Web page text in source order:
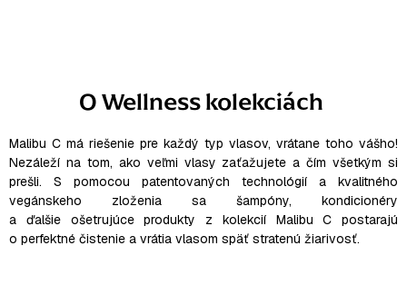
a
c
i
e
p
O Wellness kolekciách
Malibu C má riešenie pre každý typ vlasov, vrátane toho vášho!
Nezáleží na tom, ako veľmi vlasy zaťažujete a čím všetkým si
prešli. S pomocou patentovaných technológií a kvalitného
vegánskeho zloženia sa šampóny, kondicionéry
a ďalšie ošetrujúce produkty z kolekcií Malibu C postarajú
o perfektné čistenie a vrátia vlasom späť stratenú žiarivosť.